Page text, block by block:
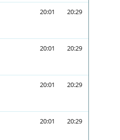
20:01 20:29
20:01 20:29
20:01 20:29
20:01 20:29